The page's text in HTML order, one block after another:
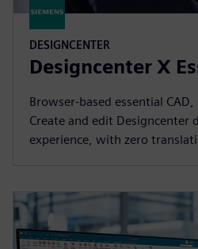
DESIGNCENTER
Designcenter X
Browser-based essential CAD,
Create and edit Designcenter
experience, with zero